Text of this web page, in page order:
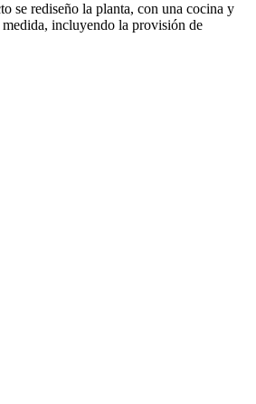
se rediseño la planta, con una cocina y
medida, incluyendo la provisión de